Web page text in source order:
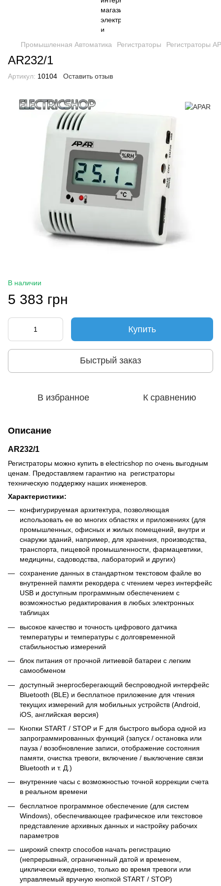
Промышленная Автоматика Регистраторы Регистраторы
AR232/1
Артикул: 10104 Оставить отзыв
В наличии
5 383 грн
Купить
Быстрый заказ
В избранное К сравнению
Описание
AR232/1
Регистраторы можно купить в electricshop по очень выгодным
ценам. Предоставляем гарантию на регистраторы
техническую поддержку наших инженеров.
Характеристики:
конфигурируемая архитектура, позволяющая
использовать ее во многих областях и приложениях (для
промышленных, офисных и жилых помещений, внутри и
снаружи зданий, например, для хранения, производства,
транспорта, пищевой промышленности, фармацевтики,
медицины, садоводства, лабораторий и других)
сохранение данных в стандартном текстовом файле во
внутренней памяти рекордера с чтением через интерфейс
USB и доступным программным обеспечением с
возможностью редактирования в любых электронных
таблицах
высокое качество и точность цифрового датчика
температуры и температуры с долговременной
стабильностью измерений
блок питания от прочной литиевой батареи с легким
самообменом
доступный энергосберегающий беспроводной интерфейс
Bluetooth (BLE) и бесплатное приложение для чтения
текущих измерений для мобильных устройств (Android,
iOS, английская версия)
Кнопки START / STOP и F для быстрого выбора одной из
запрограммированных функций (запуск / остановка или
пауза / возобновление записи, отображение состояния
памяти, очистка тревоги, включение / выключение связи
Bluetooth и т. Д.)
внутренние часы с возможностью точной коррекции счета
в реальном времени
бесплатное программное обеспечение (для систем
Windows), обеспечивающее графическое или текстовое
представление архивных данных и настройку рабочих
параметров
широкий спектр способов начать регистрацию
(непрерывный, ограниченный датой и временем,
циклически ежедневно, только во время тревоги или
управляемый вручную кнопкой START / STOP)